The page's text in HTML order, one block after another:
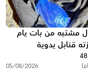
مشتبه من بات يام
قنابل يدوية
05/08/2026